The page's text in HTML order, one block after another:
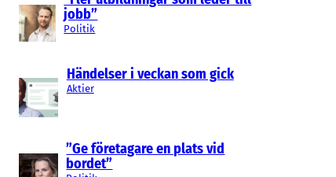
jobb”
Politik
Händelser i veckan som gick
Aktier
”Ge företagare en plats vid
bordet”